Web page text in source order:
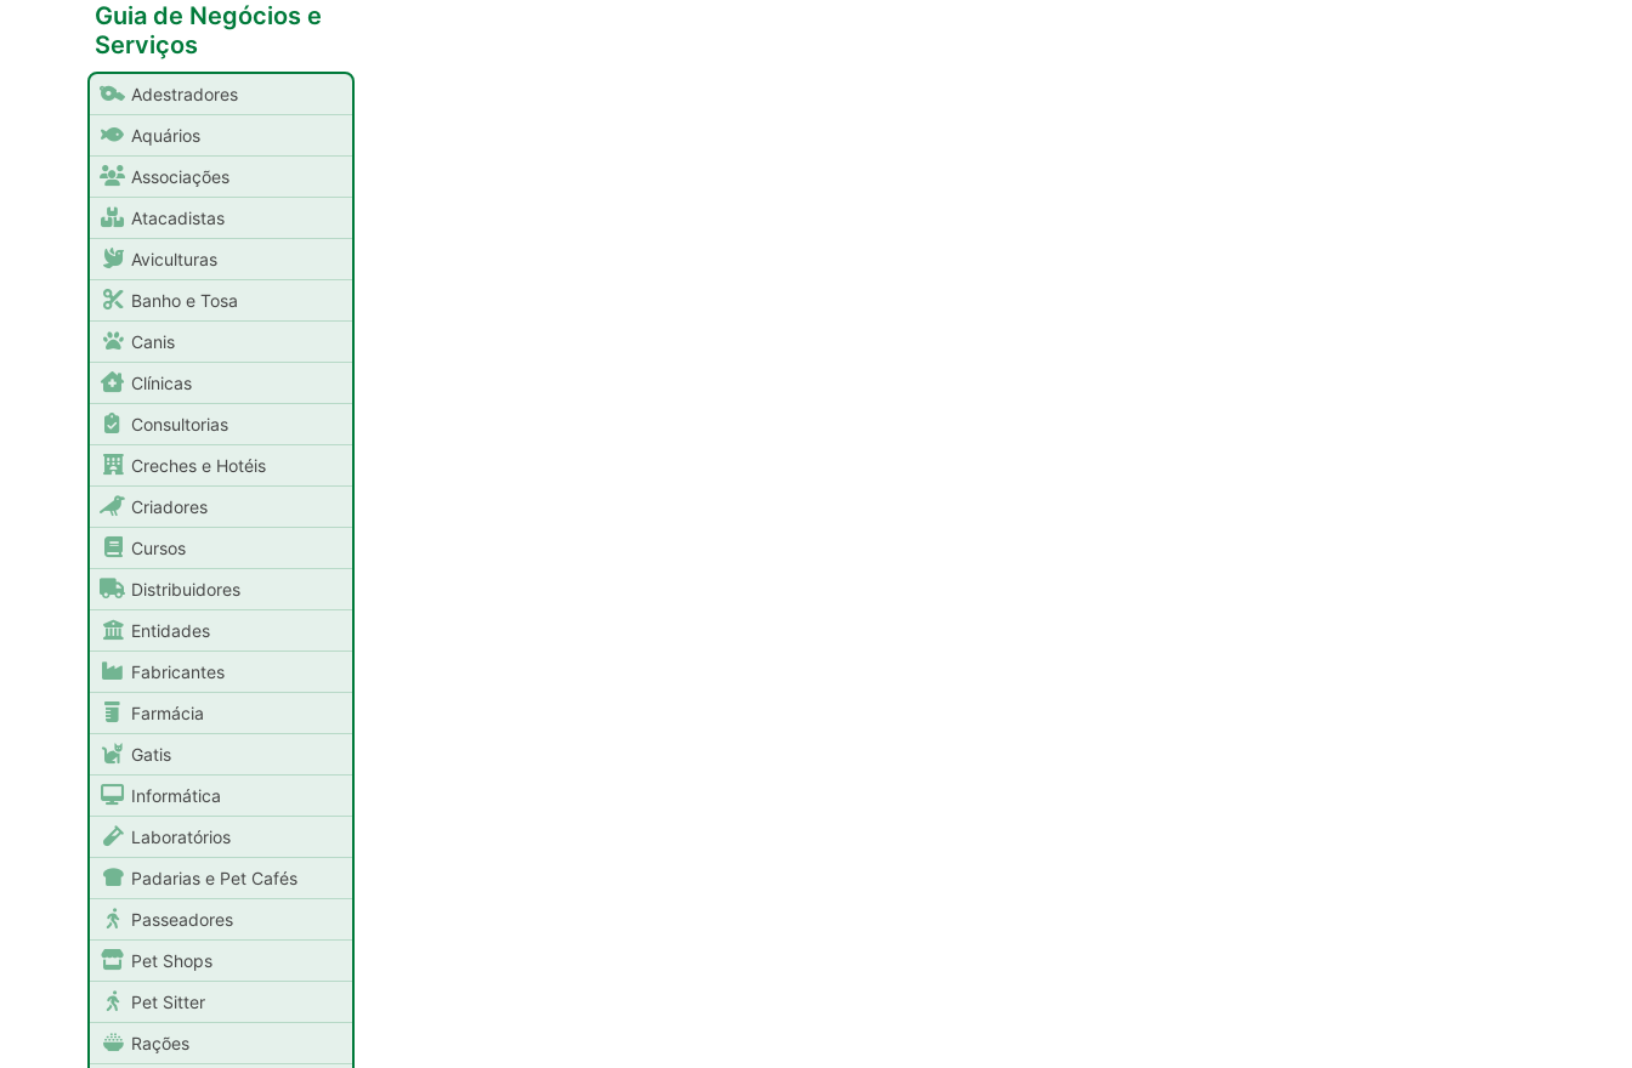
Guia de Negócios e
Serviços
Adestradores
Aquários
Associações
Atacadistas
Aviculturas
Banho e Tosa
Canis
Clínicas
Consultorias
Creches e Hotéis
Criadores
Cursos
Distribuidores
Entidades
Fabricantes
Farmácia
Gatis
Informática
Laboratórios
Padarias e Pet Cafés
Passeadores
Pet Shops
Pet Sitter
Rações